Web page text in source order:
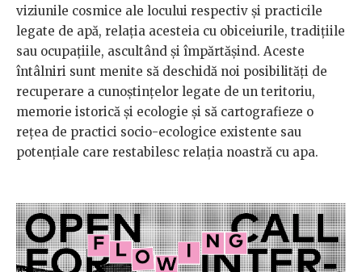
viziunile cosmice ale locului respectiv și practicile
legate de apă, relația acesteia cu obiceiurile, tradițiile
sau ocupațiile, ascultând și împărtășind. Aceste
întâlniri sunt menite să deschidă noi posibilități de
recuperare a cunoștințelor legate de un teritoriu,
memorie istorică și ecologie și să cartografieze o
rețea de practici socio-ecologice existente sau
potențiale care restabilesc relația noastră cu apa.